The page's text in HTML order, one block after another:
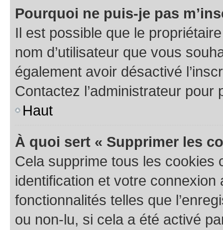
Pourquoi ne puis-je pas
Il est possible que le
nom d’utilisateur que vous
également avoir désactivé
Contactez l’administrateur
Haut
À quoi sert « Supprimer les
Cela supprime tous les cookies
identification et votre
fonctionnalités telles que
ou non-lu, si cela a été activé